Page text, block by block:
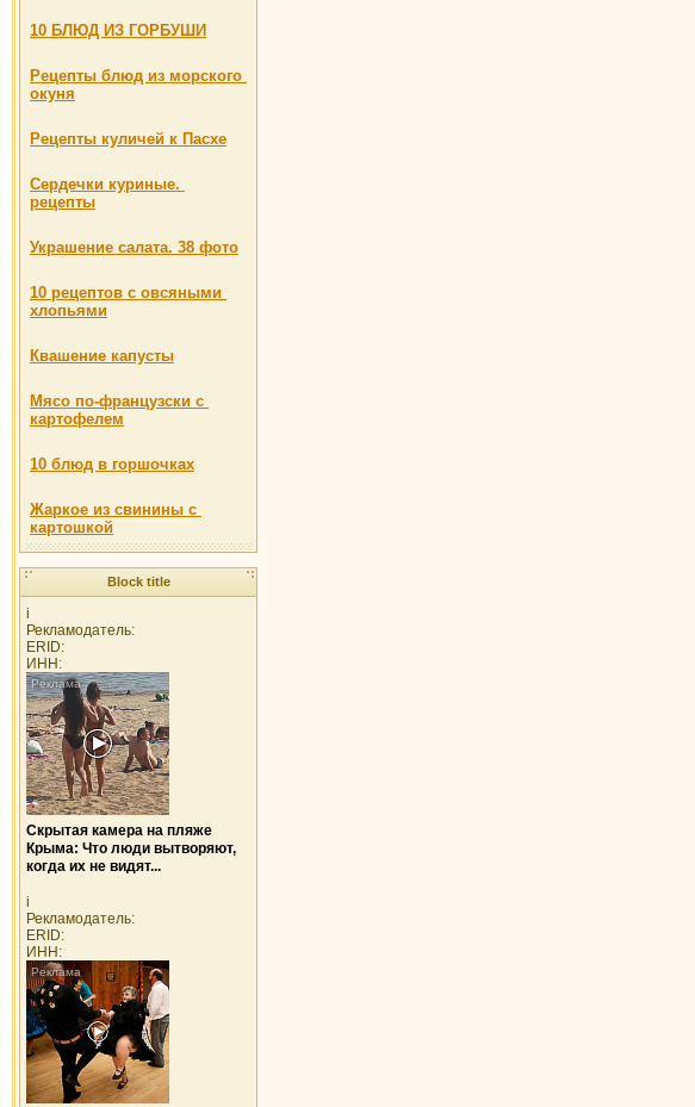
10 БЛЮД ИЗ ГОРБУШИ
Рецепты блюд из морского
окуня
Рецепты куличей к Пасхе
Сердечки куриные.
рецепты
Украшение салата. 38 фото
10 рецептов с овсяными
хлопьями
Квашение капусты
Мясо по-французски с
картофелем
10 блюд в горшочках
Жаркое из свинины с
картошкой
Block title
i
Рекламодатель:
ERID:
ИНН:
Скрытая камера на пляже
Крыма: Что люди вытворяют,
когда их не видят...
i
Рекламодатель:
ERID:
ИНН: